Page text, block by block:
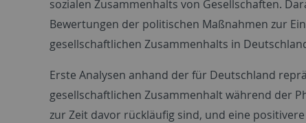
sozialen Zusammenhalts von Gesellschaften.
Bewertungen der politischen Maßnahmen zur
gesellschaftlichen Zusammenhalts in
Erste Analysen anhand der für Deutschland
gesellschaftlichen Zusammenhalt während der
zur Zeit davor rückläufig sind, und eine